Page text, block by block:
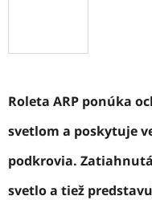
Roleta ARP ponúka
svetlom a poskytuje
podkrovia.
svetlo a tiež